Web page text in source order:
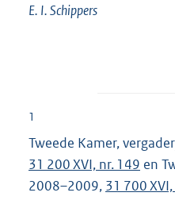
E. I. Schippers
1
Tweede Kamer,
31 200 XVI, nr. 149 en
2008–2009, 31 700